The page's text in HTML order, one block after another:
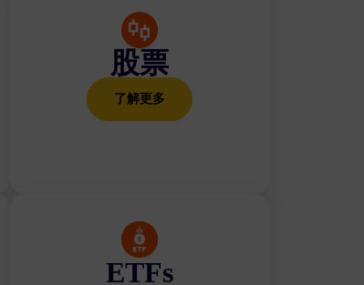
股票
了解更多
ETFs